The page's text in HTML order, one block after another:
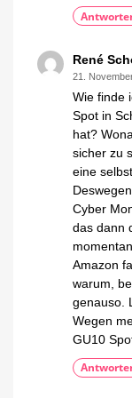
René
21.
Wie finde
Spot in
hat?
sicher zu
eine
Cyber
das dann
Amazon
warum,
genauso.
Wegen
GU10